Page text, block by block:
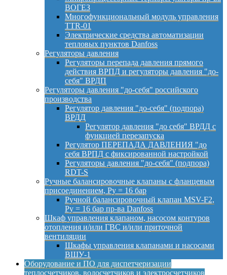
ВОГЕЗ
Многофункциональный модуль управления
TTR-01
Электрические средства автоматизации
тепловых пунктов Danfoss
Регуляторы давления
Регуляторы перепада давления прямого
действия ВРПД и регуляторы давления "до-
себя" ВРДП
Регуляторы давления "до-себя" российского
производства
Регулятор давления "до-себя" (подпора)
ВРДД
Регулятор давления "до себя" ВРДД с
функцией перезапуска
Регулятор ПЕРЕПАДА ДАВЛЕНИЯ "до
себя ВРПД с фиксированной настройкой
Регуляторы давления "до-себя" (подпора)
RDT-S
Ручные балансировочные клапаны с фланцевым
присоединением, Py = 16 бар
Ручной балансировочный клапан MSV-F2,
Py = 16 бар пр-ва Danfoss
Шкаф управления клапаном, насосом контуров
отопления и/или ГВС и/или приточной
вентиляции
Шкафы управления клапанами и насосами
ВШУ-1
Оборудование и ПО для диспетчеризации
теплосчетчиков, водосчетчиков и электросчетчиков